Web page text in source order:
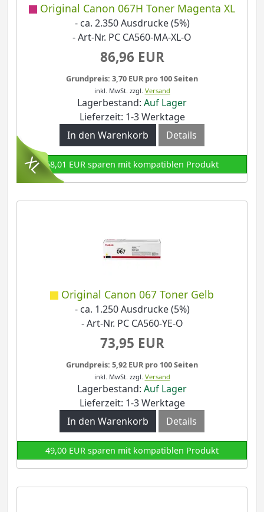
Original Canon 067H Toner Magenta XL
- ca. 2.350 Ausdrucke (5%)
- Art-Nr. PC CA560-MA-XL-O
86,96 EUR
Grundpreis: 3,70 EUR pro 100 Seiten
inkl. MwSt. zzgl. Versand
Lagerbestand: Auf Lager
Lieferzeit: 1-3 Werktage
In den Warenkorb
Details
58,01 EUR sparen mit kompatiblen Produkt
Original Canon 067 Toner Gelb
- ca. 1.250 Ausdrucke (5%)
- Art-Nr. PC CA560-YE-O
73,95 EUR
Grundpreis: 5,92 EUR pro 100 Seiten
inkl. MwSt. zzgl. Versand
Lagerbestand: Auf Lager
Lieferzeit: 1-3 Werktage
In den Warenkorb
Details
49,00 EUR sparen mit kompatiblen Produkt